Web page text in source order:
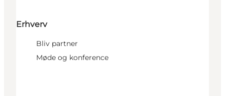
Erhverv
Bliv partner
Møde og konference